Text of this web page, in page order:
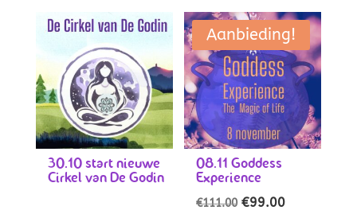
30.10 start nieuwe
Cirkel van De Godin
Aanbieding!
08.11 Goddess
Experience
€111.00 Oorspronkelijke
€99.00Huidige